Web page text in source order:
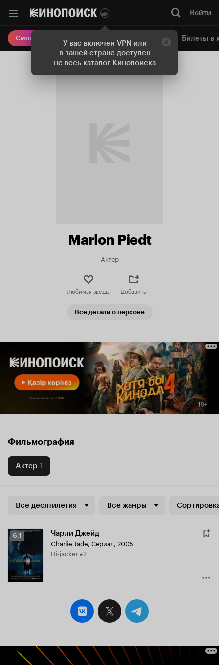
У вас включен VPN или
в вашей стране доступен
не весь каталог Кинопоиска
Войти
Смотреть кино Онлайн-кинотеатр Билеты в
Marlon Piedt
Актер
Любимая звезда Добавить
Все детали о персоне
Фильмография
Актер 1
Все десятилетия Все жанры
Рейтинг
Кинопоиска
6.1
6.1 Чарли Джейд
Charlie Jade, Сериал, 2005
Hi-jacker #2